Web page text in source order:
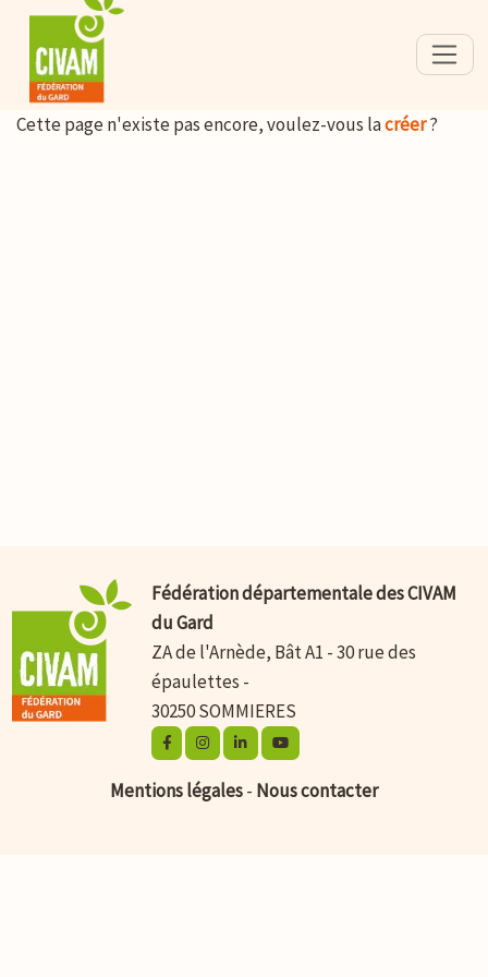
Cette page n'existe pas encore, voulez-vous lacréer?
Fédération départementale des CIVAM
du Gard
ZA de l'Arnède, Bât A1 - 30 rue des
épaulettes -
30250 SOMMIERES
Mentions légales- Nous contacter